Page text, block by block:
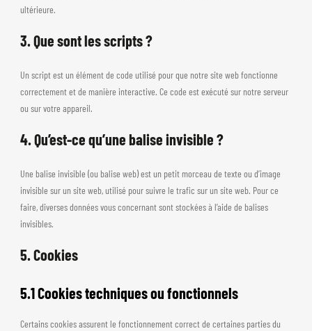
ultérieure.
3. Que sont les scripts ?
Un script est un élément de code utilisé pour que notre site web fonctionne
correctement et de manière interactive. Ce code est exécuté sur notre serveur
ou sur votre appareil.
4. Qu’est-ce qu’une balise invisible ?
Une balise invisible (ou balise web) est un petit morceau de texte ou d’image
invisible sur un site web, utilisé pour suivre le trafic sur un site web. Pour ce
faire, diverses données vous concernant sont stockées à l’aide de balises
invisibles.
5. Cookies
5.1 Cookies techniques ou fonctionnels
Certains cookies assurent le fonctionnement correct de certaines parties du